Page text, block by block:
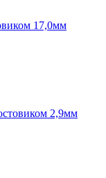
17,0мм
2,9мм